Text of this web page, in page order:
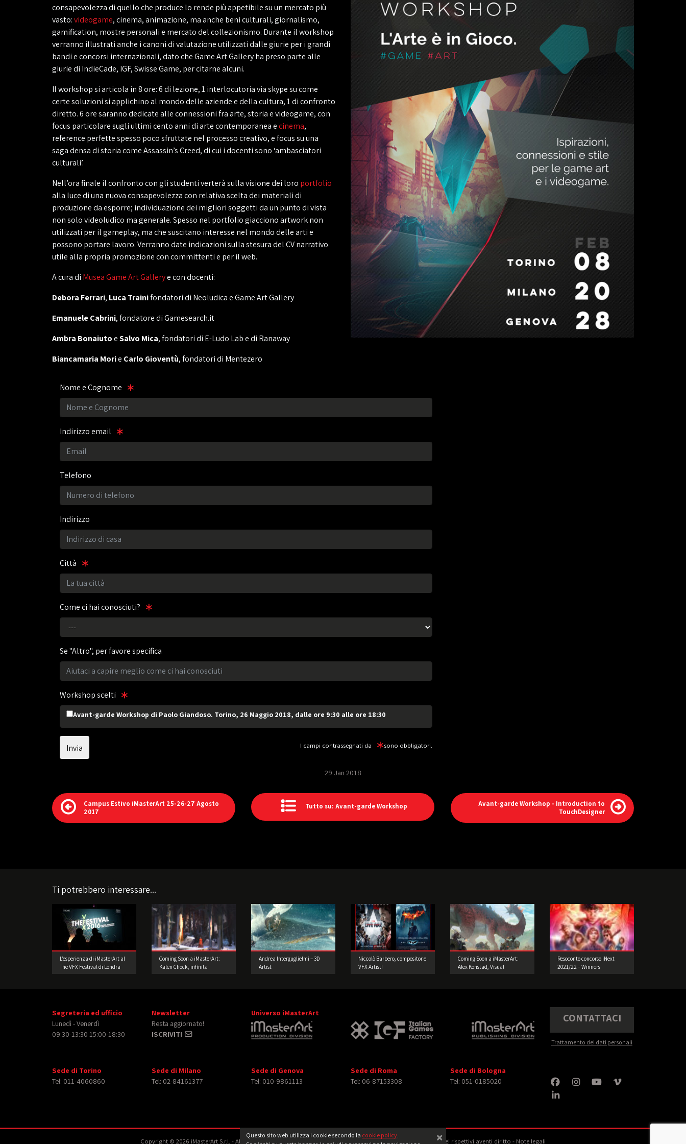
Questo sito web utilizza i cookie secondo la cookie policy.
×
consapevolezza di quello che produce lo rende più appetibile su un mercato più
vasto:videogame, cinema, animazione, ma anche beni culturali, giornalismo,
gamification, mostre personali e mercato del collezionismo. Durante il workshop
verranno illustrati anche i canoni di valutazione utilizzati dalle giurie per i grandi
bandi e concorsi internazionali, dato che Game Art Gallery ha preso parte alle
giurie di IndieCade, IGF, Swisse Game, per citarne alcuni.
Il workshop si articola in 8 ore: 6 di lezione, 1 interlocutoria via skype su come
certe soluzioni si applichino al mondo delle aziende e della cultura, 1 di confronto
diretto. 6 ore saranno dedicate alle connessioni fra arte, storia e videogame, con
focus particolare sugli ultimi cento anni di arte contemporanea ecinema,
reference perfette spesso poco sfruttate nel processo creativo, e focus su una
saga densa di storia come Assassin’s Creed, di cui i docenti sono ‘ambasciatori
culturali’.
Nell’ora finale il confronto con gli studenti verterà sulla visione dei loro portfolio
alla luce di una nuova consapevolezza con relativa scelta dei materiali di
produzione da esporre; individuazione dei migliori soggetti da un punto di vista
non solo videoludico ma generale. Spesso nel portfolio giacciono artwork non
utilizzati per il gameplay, ma che suscitano interesse nel mondo delle arti e
possono portare lavoro. Verranno date indicazioni sulla stesura del CV narrativo
utile alla propria promozione con committenti e per il web.
A cura di Musea Game Art Gallerye con docenti:
Debora Ferrari, Luca Trainifondatori di Neoludica e Game Art Gallery
Emanuele Cabrini, fondatore di Gamesearch.it
Ambra BonaiutoeSalvo Mica, fondatori di E-Ludo Lab e di Ranaway
Biancamaria Morie Carlo Gioventù, fondatori di Mentezero
Nome e Cognome
Indirizzo email
Telefono
Indirizzo
Città
Come ci hai conosciuti?
Se "Altro", per favore specifica
Workshop scelti
Avant-garde Workshop di Paolo Giandoso. Torino, 26 Maggio 2018, dalle ore 9:30 alle ore 18:30
I campi contrassegnati da sono obbligatori.
29 Jan 2018
Campus Estivo iMasterArt 25-26-27 Agosto
2017
Tutto su: Avant-garde Workshop
Avant-garde Workshop - Introduction to
TouchDesigner
Ti potrebbero interessare...
L’esperienza di iMasterArt al
The VFX Festival di Londra
Coming Soon a iMasterArt:
Kalen Chock, infinita
Andrea Interguglielmi – 3D
Artist
Niccolò Barbero, compositor e
VFX Artist!
Coming Soon a iMasterArt:
Alex Konstad, Visual
Resoconto concorso iNext
2021/22 – Winners
Segreteria ed ufficio
Lunedì - Venerdì
09:30-13:30 15:00-18:30
Newsletter
Resta aggiornato!
ISCRIVITI
Universo iMasterArt CONTATTACI
Trattamento dei dati personali
Sede di Torino
Tel: 011-4060860
Sede di Milano
Tel: 02-84161377
Sede di Genova
Tel: 010-9861113
Sede di Roma
Tel: 06-87153308
Sede di Bologna
Tel: 051-0185020
Copyright © 2026 iMasterArt S.r.l. ‐ All rights reserved. Tutti i diritti relativi ad immagini e video pubblicati sono dei rispettivi aventi diritto ‐ Note legali